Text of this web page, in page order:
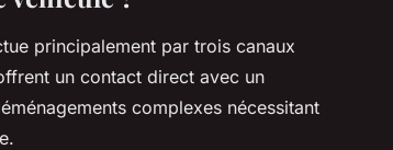
principalement par trois canaux
un contact direct avec un
complexes nécessitant